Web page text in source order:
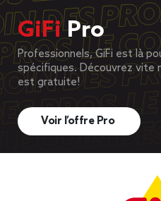
GiFiPro
Professionnels, GiFi est là
spécifiques. Découvrez vite
est gratuite!
Voir l’offre Pro